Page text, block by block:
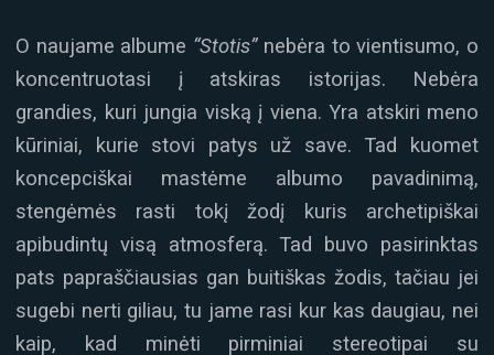
O naujame albume “Stotis”nebėra to vientisumo, o
koncentruotasi į atskiras istorijas. Nebėra
grandies, kuri jungia viską į viena. Yra atskiri meno
kūriniai, kurie stovi patys už save. Tad kuomet
koncepciškai mastėme albumo pavadinimą,
stengėmės rasti tokį žodį kuris archetipiškai
apibudintų visą atmosferą. Tad buvo pasirinktas
pats papraščiausias gan buitiškas žodis, tačiau jei
sugebi nerti giliau, tu jame rasi kur kas daugiau, nei
kaip, kad minėti pirminiai stereotipai su